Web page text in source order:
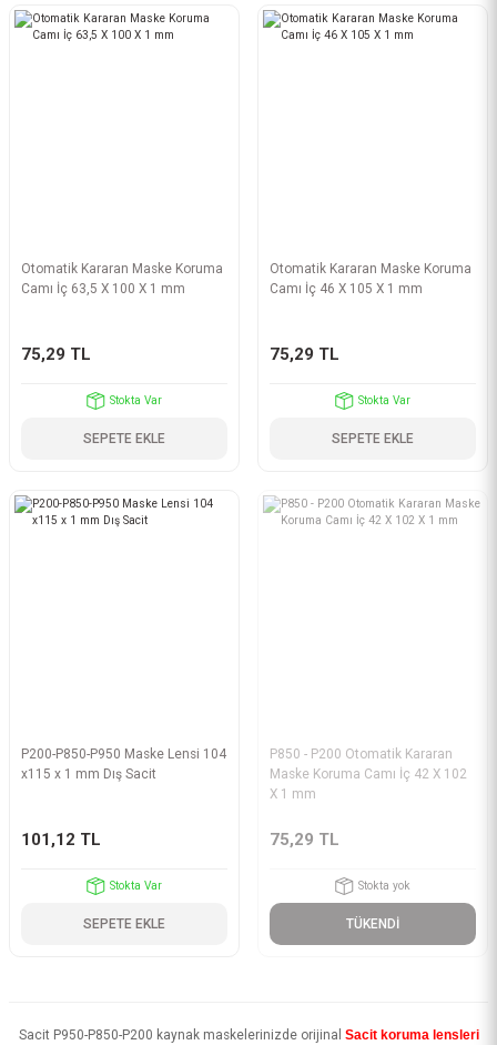
Otomatik Kararan Maske Koruma
Camı İç 63,5 X 100 X 1 mm
75,29 TL
Stokta Var
SEPETE EKLE
Otomatik Kararan Maske Koruma
Camı İç 46 X 105 X 1 mm
75,29 TL
Stokta Var
SEPETE EKLE
P200-P850-P950 Maske Lensi 104
x115 x 1 mm Dış Sacit
101,12 TL
Stokta Var
SEPETE EKLE
P850 - P200 Otomatik Kararan
Maske Koruma Camı İç 42 X 102
X 1 mm
75,29 TL
Stokta yok
TÜKENDİ
Sacit P950-P850-P200 kaynak maskelerinizde orijinal Sacit koruma lensleri